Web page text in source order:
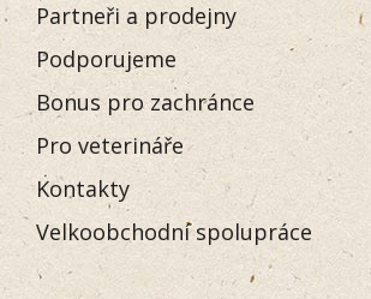
Partneři a prodejny
Podporujeme
Bonus pro zachránce
Pro veterináře
Kontakty
Velkoobchodní spolupráce